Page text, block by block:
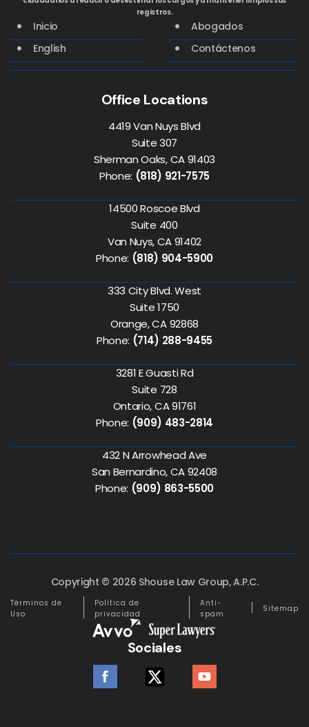
registros.
Inicio
Abogados
English
Contáctenos
Office Locations
4419 Van Nuys Blvd
Suite 307
Sherman Oaks, CA 91403
Phone: (818) 921-7575
14500 Roscoe Blvd
Suite 400
Van Nuys, CA 91402
Phone: (818) 904-5900
333 City Blvd. West
Suite 1750
Orange, CA 92868
Phone: (714) 288-9455
3281 E Guasti Rd
Suite 728
Ontario, CA 91761
Phone: (909) 483-2814
432 N Arrowhead Ave
San Bernardino, CA 92408
Phone: (909) 863-5500
Copyright © 2026 Shouse Law Group, A.P.C.
Términos de
Uso
Política de
privacidad
Anti-
spam
Sitemap
Sociales
facebook twitter youtube